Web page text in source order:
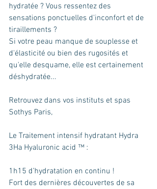
hydratée ? Vous ressentez des
sensations ponctuelles d'inconfort et de
tiraillements ?
Si votre peau manque de souplesse et
d'élasticité ou bien des rugosités et
qu'elle desquame, elle est certainement
déshydratée...
Retrouvez dans vos instituts et spas
Sothys Paris,
Le Traitement intensif hydratant Hydra
3Ha Hyaluronic acid ™ :
1h15 d’hydratation en continu !
Fort des dernières découvertes de sa